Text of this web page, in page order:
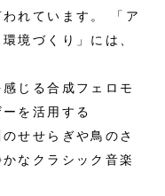
れています。 「ア
境づくり」には、
じる合成フェロモ
を活用する
せせらぎや鳥のさ
なクラシック音楽